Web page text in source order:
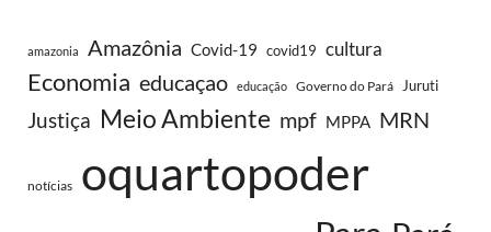
amazonia Amazônia Covid-19 covid19 cultura
Economia educaçao educação Governo do Pará Juruti
Justiça Meio Ambiente mpf MPPA MRN
notícias oquartopoder